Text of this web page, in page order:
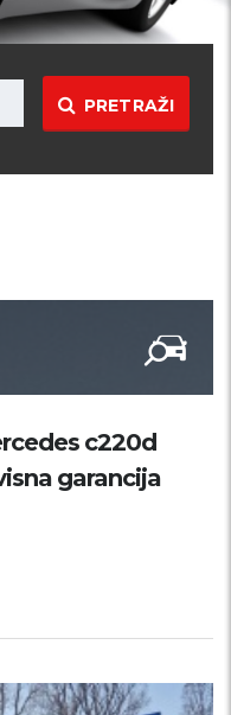
PRETRAŽI
c220d
garancija